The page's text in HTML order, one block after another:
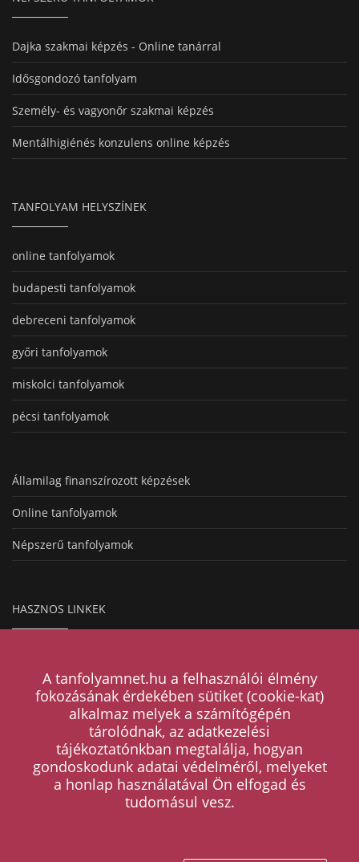
Dajka szakmai képzés - Online tanárral
Idősgondozó tanfolyam
Személy- és vagyonőr szakmai képzés
Mentálhigiénés konzulens online képzés
TANFOLYAM HELYSZÍNEK
online tanfolyamok
budapesti tanfolyamok
debreceni tanfolyamok
győri tanfolyamok
miskolci tanfolyamok
pécsi tanfolyamok
Államilag finanszírozott képzések
Online tanfolyamok
Népszerű tanfolyamok
HASZNOS LINKEK
Magazin
Kapcsolat
A tanfolyamnet.hu a felhasználói élmény
fokozásának érdekében sütiket (cookie-kat)
alkalmaz melyek a számítógépén
tárolódnak, az adatkezelési
tájékoztatónkban megtalálja, hogyan
gondoskodunk adatai védelméről, melyeket
a honlap használatával Ön elfogad és
tudomásul vesz.